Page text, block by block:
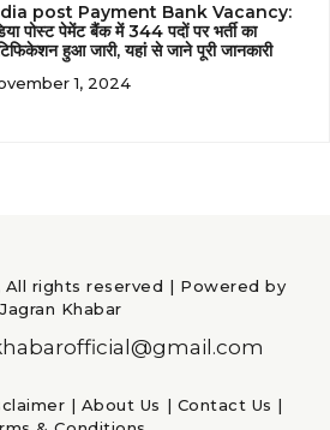
post Payment Bank Vacancy:
पोस्ट पेमेंट बैंक में 344 पदों पर भर्ती का
हुआ जारी, यहां से जाने पूरी जानकारी
1, 2024
rights reserved | Powered by
Jagran Khabar
| About Us | Contact Us |